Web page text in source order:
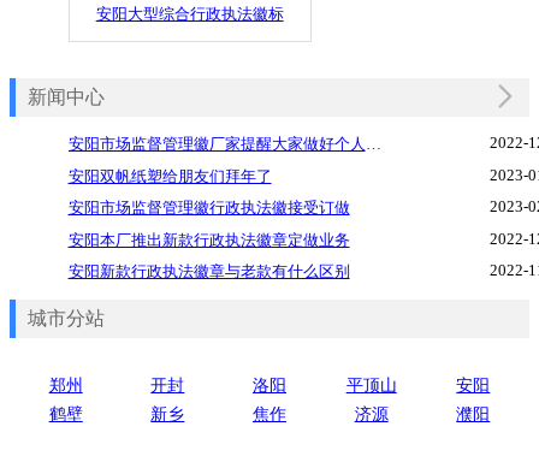
安阳大型综合行政执法徽标
新闻中心
安阳市场监督管理徽厂家提醒大家做好个人防护
2022-
安阳双帆纸塑给朋友们拜年了
2023-
安阳市场监督管理徽行政执法徽接受订做
2023-
安阳本厂推出新款行政执法徽章定做业务
2022-
安阳新款行政执法徽章与老款有什么区别
2022-
城市分站
郑州 开封 洛阳 平顶山
安阳
鹤壁
新乡 焦作 济源 濮阳